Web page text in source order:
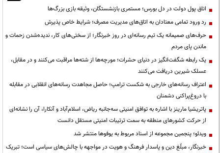
اتاق پول دولت در دل بورس؛ مستمری بازنشستگان، وثیقه بازی بزرگ‌ها
رد ورود تمامی معتادان به اتاق‌های مدیریت مصرف؛ شرایط خاص پذیرش
حرف‌های صمیمانه یک تیم رسانه‌ای در روز خبرنگار؛ از سختی‌های کار، ندیده‌شدن زحمات و
ماندن پای مردم
یک رابطه شگفت‌انگیز در دنیای حشرات؛ مورچه‌ها از شته‌ها مراقبت می‌کنند و در مقابل،
عسلک شیرین دریافت می‌کنند
اعتراف رسانه‌های خارجی به شکست ترامپ؛ حاصل مجاهدت رسانه‌های انقلابی در مقابله
با دروغ‌پراکنی دشمنان
پاتریشیا مارینز با اشاره به توافق امنیتی سه‌جانبه ریاض، اسلام‌آباد و آنکارا، آن را نشانه‌ای
از حرکت کشورهای منطقه به سمت ترتیبات امنیتی مستقل دانست
ویدئو؛ پنجمین مجموعه از اسناد مربوط به یوفوها منتشر شد
خبرنگار، مبلّغ دین و پاسدار فرهنگ و هویت در مواجهه با چالش‌های سیاسی است؛ تبریک